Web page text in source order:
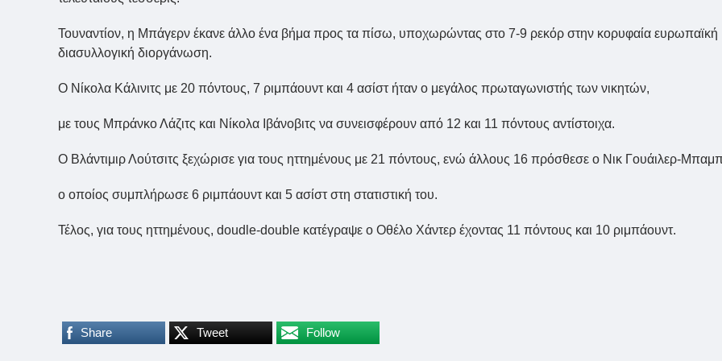
Τουναντίον, η Μπάγερν έκανε άλλο ένα βήμα προς τα πίσω, υποχωρώντας στο 7-9 ρεκόρ στην κορυφαία ευρωπαϊκή
διασυλλογική διοργάνωση.
Ο Νίκολα Κάλινιτς με 20 πόντους, 7 ριμπάουντ και 4 ασίστ ήταν ο μεγάλος πρωταγωνιστής των νικητών,
με τους Μπράνκο Λάζιτς και Νίκολα Ιβάνοβιτς να συνεισφέρουν από 12 και 11 πόντους αντίστοιχα.
Ο Βλάντιμιρ Λούτσιτς ξεχώρισε για τους ηττημένους με 21 πόντους, ενώ άλλους 16 πρόσθεσε ο Νικ Γουάιλερ-
ο οποίος συμπλήρωσε 6 ριμπάουντ και 5 ασίστ στη στατιστική του.
Τέλος, για τους ηττημένους, doudle-double κατέγραψε ο Οθέλο Χάντερ έχοντας 11 πόντους και 10 ριμπάουντ.
Share Tweet Follow